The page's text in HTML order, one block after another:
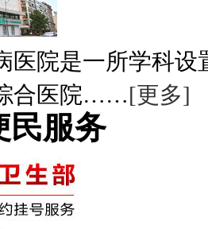
医院是一所学科
合医院……[更多]
民服务